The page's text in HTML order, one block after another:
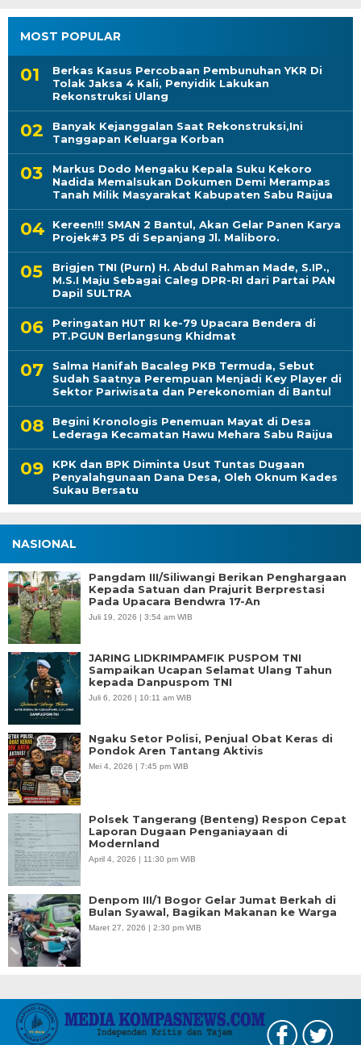
MOST POPULAR
Berkas Kasus Percobaan Pembunuhan YKR Di
Tolak Jaksa 4 Kali, Penyidik Lakukan
Rekonstruksi Ulang
Banyak Kejanggalan Saat Rekonstruksi,Ini
Tanggapan Keluarga Korban
Markus Dodo Mengaku Kepala Suku Kekoro
Nadida Memalsukan Dokumen Demi Merampas
Tanah Milik Masyarakat Kabupaten Sabu Raijua
Kereen!!! SMAN 2 Bantul, Akan Gelar Panen Karya
Projek#3 P5 di Sepanjang Jl. Maliboro.
Brigjen TNI (Purn) H. Abdul Rahman Made, S.IP.,
M.S.I Maju Sebagai Caleg DPR-RI dari Partai PAN
Dapil SULTRA
Peringatan HUT RI ke-79 Upacara Bendera di
PT.PGUN Berlangsung Khidmat
Salma Hanifah Bacaleg PKB Termuda, Sebut
Sudah Saatnya Perempuan Menjadi Key Player di
Sektor Pariwisata dan Perekonomian di Bantul
Begini Kronologis Penemuan Mayat di Desa
Lederaga Kecamatan Hawu Mehara Sabu Raijua
KPK dan BPK Diminta Usut Tuntas Dugaan
Penyalahgunaan Dana Desa, Oleh Oknum Kades
Sukau Bersatu
NASIONAL
Pangdam III/Siliwangi Berikan Penghargaan
Kepada Satuan dan Prajurit Berprestasi
Pada Upacara Bendwra 17-An
Juli 19, 2026 | 3:54 am WIB
JARING LIDKRIMPAMFIK PUSPOM TNI
Sampaikan Ucapan Selamat Ulang Tahun
kepada Danpuspom TNI
Juli 6, 2026 | 10:11 am WIB
Ngaku Setor Polisi, Penjual Obat Keras di
Pondok Aren Tantang Aktivis
Mei 4, 2026 | 7:45 pm WIB
Polsek Tangerang (Benteng) Respon Cepat
Laporan Dugaan Penganiayaan di
Modernland
April 4, 2026 | 11:30 pm WIB
Denpom III/1 Bogor Gelar Jumat Berkah di
Bulan Syawal, Bagikan Makanan ke Warga
Maret 27, 2026 | 2:30 pm WIB